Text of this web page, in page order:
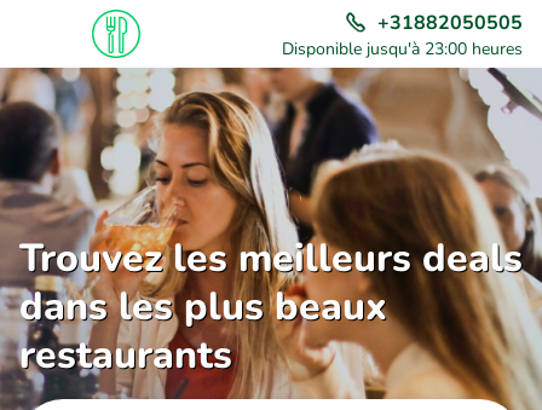
+31882050505
Disponible jusqu'à 23:00 heures
Trouvez les meilleurs deals
dans les plus beaux
restaurants